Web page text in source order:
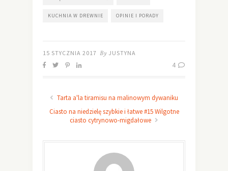
KUCHNIA W DREWNIE OPINIE I PORADY
15 STYCZNIA 2017 By JUSTYNA
4
Tarta a'la tiramisu na malinowym dywaniku
Ciasto na niedzielę szybkie i łatwe #15 Wilgotne
ciasto cytrynowo-migdałowe